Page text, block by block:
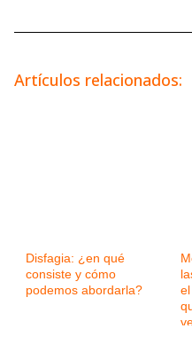
Artículos relacionados:
Disfagia: ¿en qué
consiste y cómo
podemos abordarla?